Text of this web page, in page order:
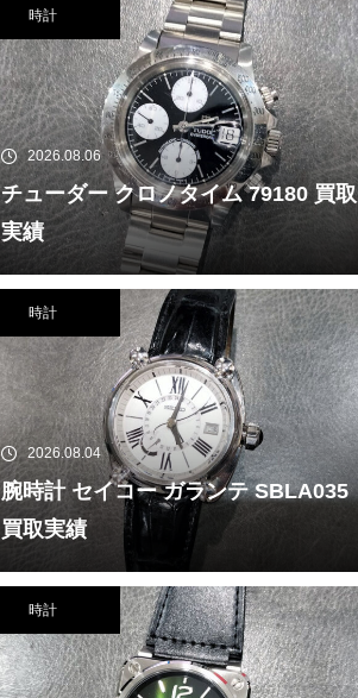
時計
2026.08.06
チューダー クロノタイム 79180 買取
実績
時計
2026.08.04
腕時計 セイコー ガランテ SBLA035
買取実績
時計